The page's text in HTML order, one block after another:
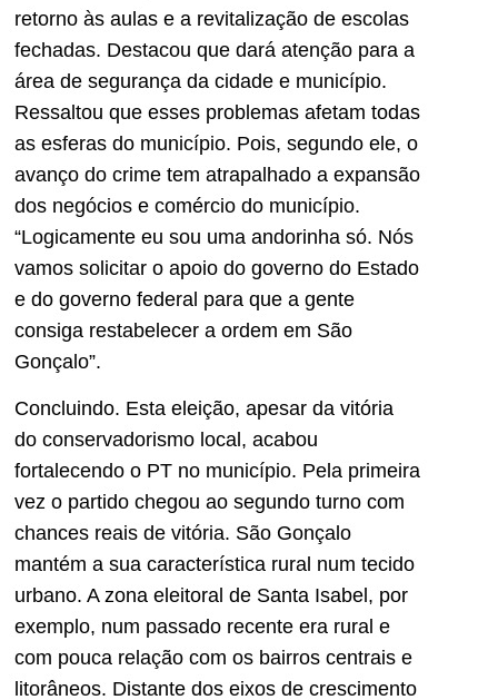
retorno às aulas e a revitalização de escolas
fechadas. Destacou que dará atenção para a
área de segurança da cidade e município.
Ressaltou que esses problemas afetam todas
as esferas do município. Pois, segundo ele, o
avanço do crime tem atrapalhado a expansão
dos negócios e comércio do município.
“Logicamente eu sou uma andorinha só. Nós
vamos solicitar o apoio do governo do Estado
e do governo federal para que a gente
consiga restabelecer a ordem em São
Gonçalo”.
Concluindo. Esta eleição, apesar da vitória
do conservadorismo local, acabou
fortalecendo o PT no município. Pela primeira
vez o partido chegou ao segundo turno com
chances reais de vitória. São Gonçalo
mantém a sua característica rural num tecido
urbano. A zona eleitoral de Santa Isabel, por
exemplo, num passado recente era rural e
com pouca relação com os bairros centrais e
litorâneos. Distante dos eixos de crescimento